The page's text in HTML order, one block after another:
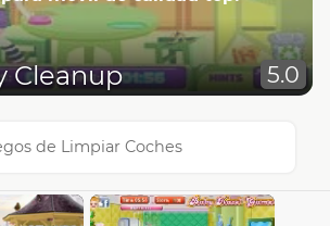
Cleanup 5.0
de Limpiar Coches